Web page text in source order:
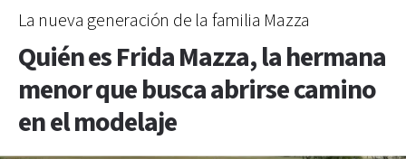
La nueva generación de la familia Mazza
Quién es Frida Mazza, la hermana
menor que busca abrirse camino
en el modelaje